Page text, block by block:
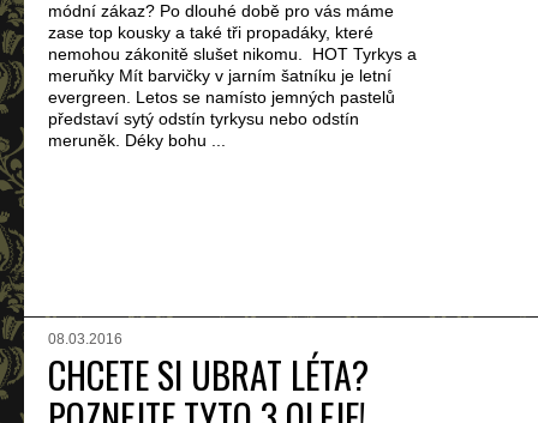
módní zákaz? Po dlouhé době pro vás máme
zase top kousky a také tři propadáky, které
nemohou zákonitě slušet nikomu. HOT Tyrkys a
meruňky Mít barvičky v jarním šatníku je letní
evergreen. Letos se namísto jemných pastelů
představí sytý odstín tyrkysu nebo odstín
meruněk. Déky bohu ...
08.03.2016
CHCETE SI UBRAT LÉTA?